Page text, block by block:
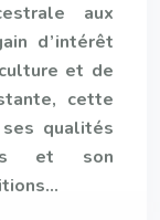
aux
d’intérêt
et de
cette
qualités
et son